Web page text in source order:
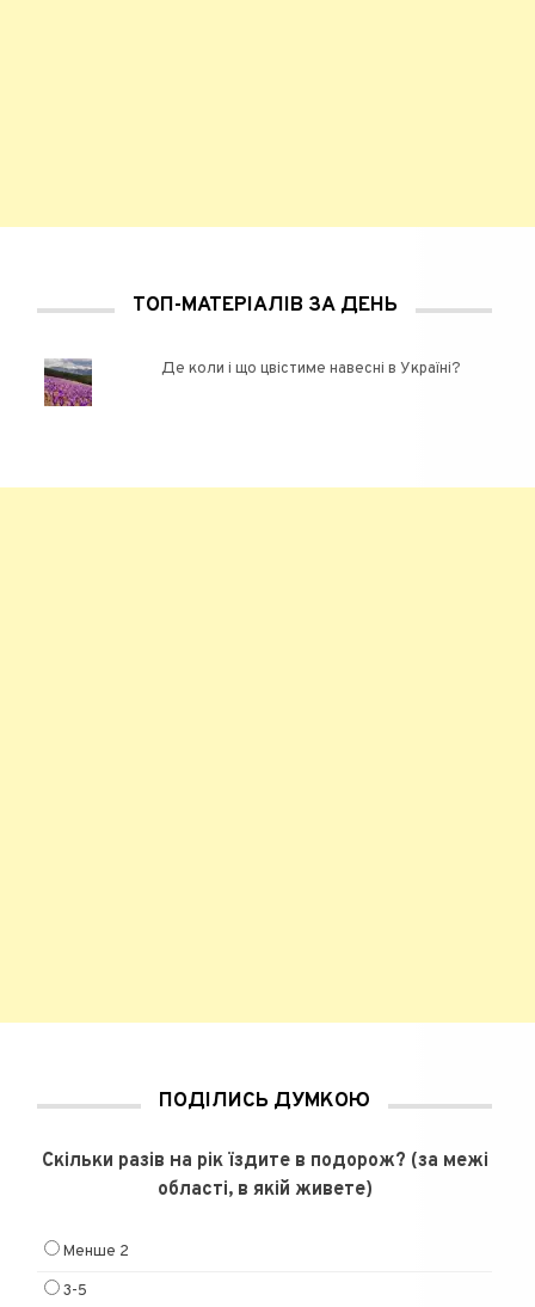
ТОП-МАТЕРІАЛІВ ЗА ДЕНЬ
Де коли і що цвістиме навесні в Україні?
ПОДІЛИСЬ ДУМКОЮ
Скільки разів на рік їздите в подорож? (за межі
області, в якій живете)
Менше 2
3-5